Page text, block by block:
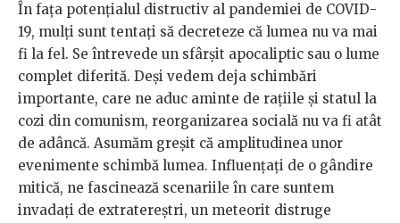
În fața potențialul distructiv al pandemiei de COVID-
19, mulți sunt tentați să decreteze că lumea nu va mai
fi la fel. Se întrevede un sfârșit apocaliptic sau o lume
complet diferită. Deși vedem deja schimbări
importante, care ne aduc aminte de rațiile și statul la
cozi din comunism, reorganizarea socială nu va fi atât
de adâncă. Asumăm greșit că amplitudinea unor
evenimente schimbă lumea. Influențați de o gândire
mitică, ne fascinează scenariile în care suntem
invadați de extratereștri, un meteorit distruge